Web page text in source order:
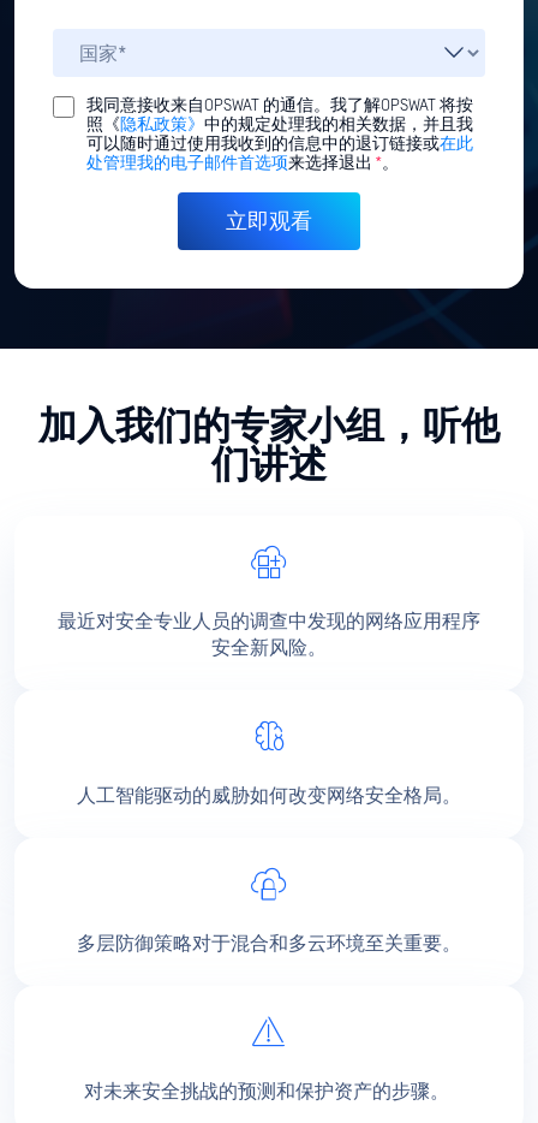
我同意接收来自OPSWAT 的通信。我了解OPSWAT 将按
照《隐私政策》 中的规定处理我的相关数据，并且我
可以随时通过使用我收到的信息中的退订链接或在此
处管理我的电子邮件首选项来选择退出 *。
加入我们的专家小组，听他
们讲述
最近对安全专业人员的调查中发现的网络应用程序
安全新风险。
人工智能驱动的威胁如何改变网络安全格局。
多层防御策略对于混合和多云环境至关重要。
对未来安全挑战的预测和保护资产的步骤。